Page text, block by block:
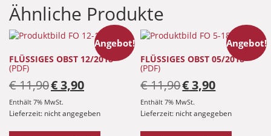
Ähnliche Produkte
Angebot!
FLÜSSIGES OBST 12/2018
(PDF)
€11,90 Ursprünglicher
Preis
war:
€ 11,90
€3,90Aktueller
Preis
€ 3,90.
Enthält 7% MwSt.
Lieferzeit: nicht angegeben
Angebot!
FLÜSSIGES OBST 05/2018
(PDF)
€11,90 Ursprünglicher
Preis
war:
€ 11,90
€3,90Aktueller
Preis
€ 3,90.
Enthält 7% MwSt.
Lieferzeit: nicht angegeben